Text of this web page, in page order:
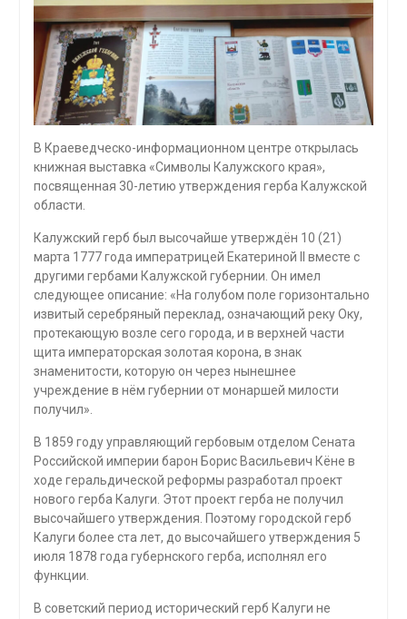
В Краеведческо-информационном центре открылась
книжная выставка «Символы Калужского края»,
посвященная 30-летию утверждения герба Калужской
области.
Калужский герб был высочайше утверждён 10 (21)
марта 1777 года императрицей Екатериной II вместе с
другими гербами Калужской губернии. Он имел
следующее описание: «На голубом поле горизонтально
извитый серебряный переклад, означающий реку Оку,
протекающую возле сего города, и в верхней части
щита императорская золотая корона, в знак
знаменитости, которую он через нынешнее
учреждение в нём губернии от монаршей милости
получил».
В 1859 году управляющий гербовым отделом Сената
Российской империи барон Борис Васильевич Кёне в
ходе геральдической реформы разработал проект
нового герба Калуги. Этот проект герба не получил
высочайшего утверждения. Поэтому городской герб
Калуги более ста лет, до высочайшего утверждения 5
июля 1878 года губернского герба, исполнял его
функции.
В советский период исторический герб Калуги не